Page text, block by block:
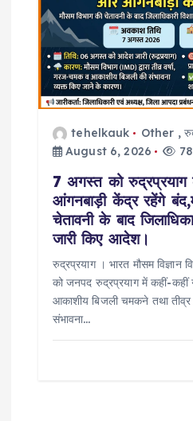
tehelkauk Other ,
August 6, 2026
7 अगस्त को
आंगनबाड़ी केंद्र रहेंगे
चेतावनी के बाद
जारी किए आदेश।
रुद्रप्रयाग । भारत मौसम विज्ञान
को जनपद रुद्रप्रयाग में कहीं-
आकाशीय बिजली चमकने तथा तीव्र
संभावना…